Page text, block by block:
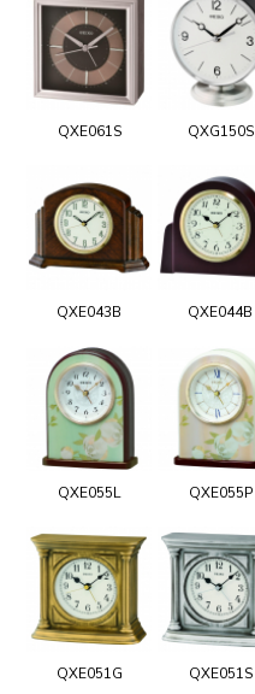
QXE061S QXG150S
QXE043B QXE044B
QXE055L QXE055P
QXE051G QXE051S